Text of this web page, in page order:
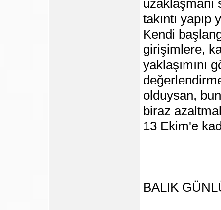
takıntı yapıp
Kendi
girişimlere,
yaklaşımını
olduysan,
biraz
13 Ekim'e
BALIK